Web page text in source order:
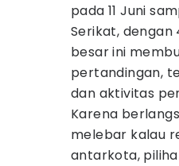
pada 11 Juni
Serikat,
besar ini
pertandingan,
dan aktivitas
Karena
melebar kalau
antarkota,